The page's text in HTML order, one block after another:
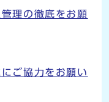
理の徹底をお願
ご協力をお願い